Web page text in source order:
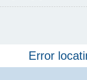
Error